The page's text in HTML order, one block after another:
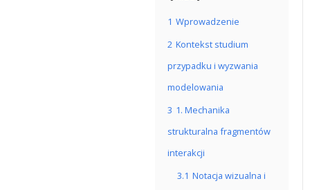
1 Wprowadzenie
2 Kontekst studium
przypadku i wyzwania
modelowania
3 1. Mechanika
strukturalna fragmentów
interakcji
3.1 Notacja wizualna i